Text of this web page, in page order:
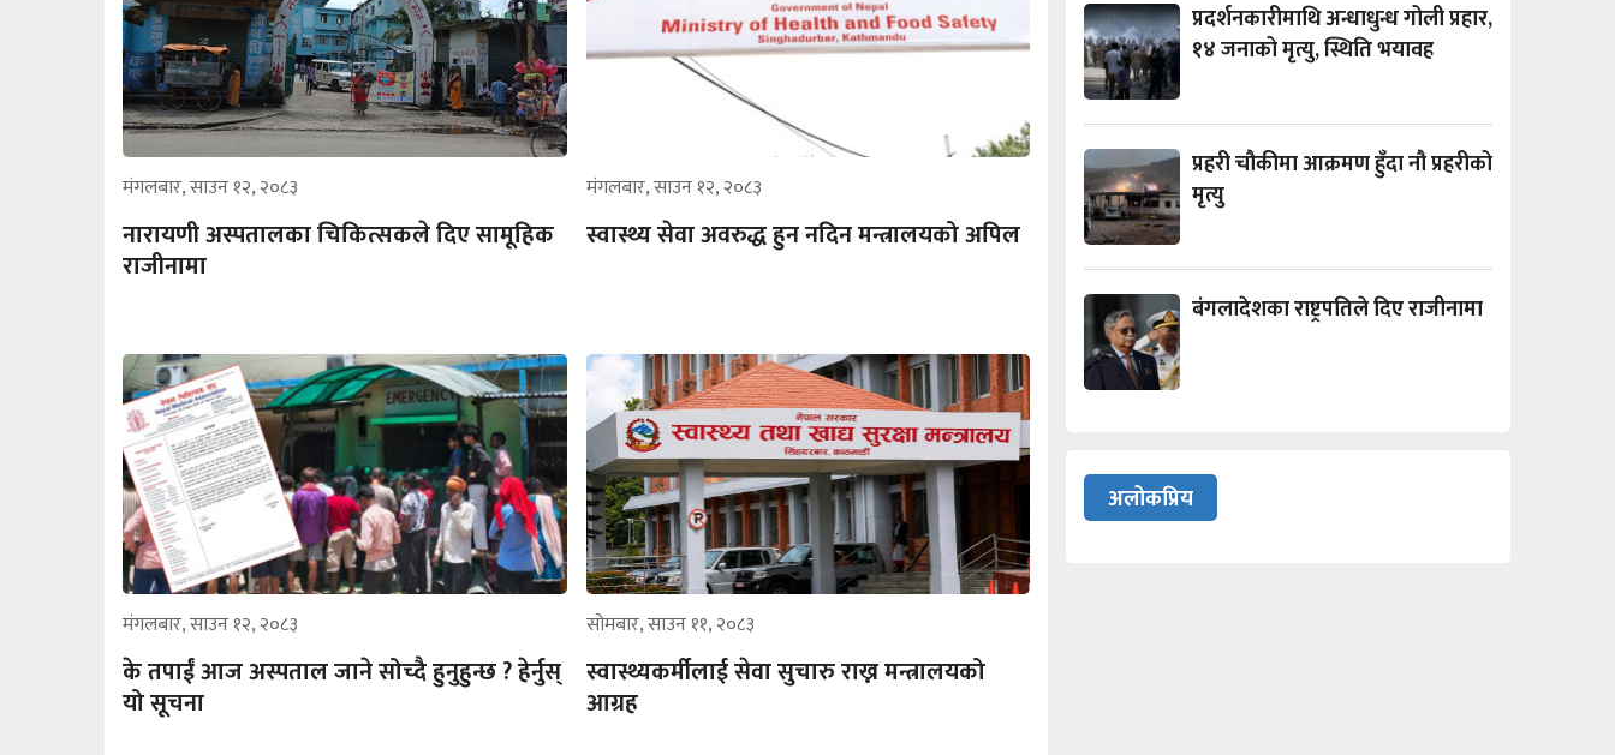
मंगलबार, साउन १२, २०८३
नारायणी अस्पतालका चिकित्सकले दिए सामूहिक
राजीनामा
मंगलबार, साउन १२, २०८३
स्वास्थ्य सेवा अवरुद्ध हुन नदिन मन्त्रालयको अपिल
मंगलबार, साउन १२, २०८३
के तपाईं आज अस्पताल जाने सोच्दै हुनुहुन्छ ? हेर्नुस्
यो सूचना
सोमबार, साउन ११, २०८३
स्वास्थ्यकर्मीलाई सेवा सुचारु राख्न मन्त्रालयको
आग्रह
प्रदर्शनकारीमाथि अन्धाधुन्ध गोली प्रहार,
१४ जनाको मृत्यु, स्थिति भयावह
प्रहरी चौकीमा आक्रमण हुँदा नौ प्रहरीको
मृत्यु
बंगलादेशका राष्ट्रपतिले दिए राजीनामा
अलोकप्रिय